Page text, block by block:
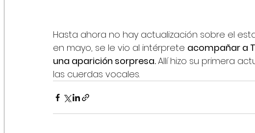
Hasta ahora no hay actualización sobre el
en mayo, se le vio al intérprete acompañar a
una aparición sorpresa. Allí hizo su primera
las cuerdas vocales.